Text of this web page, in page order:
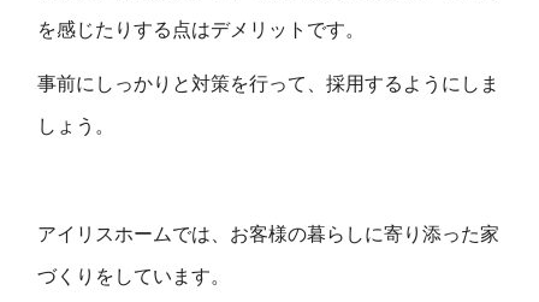
を感じたりする点はデメリットです。
事前にしっかりと対策を行って、採用するようにしま
しょう。
アイリスホームでは、お客様の暮らしに寄り添った家
づくりをしています。